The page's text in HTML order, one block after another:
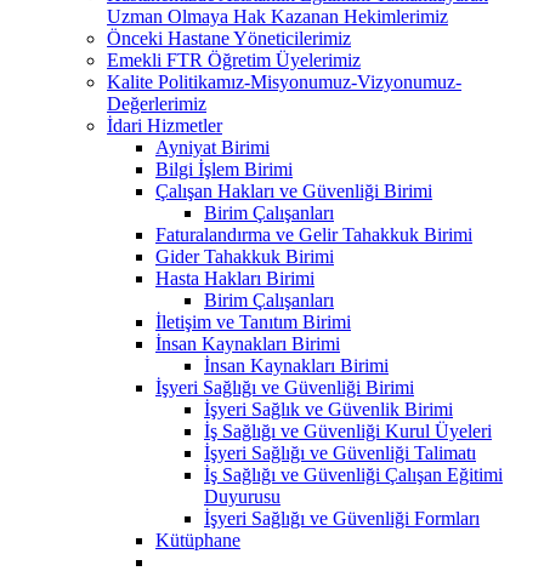
Uzman Olmaya Hak Kazanan Hekimlerimiz
Önceki Hastane Yöneticilerimiz
Emekli FTR Öğretim Üyelerimiz
Kalite Politikamız-Misyonumuz-Vizyonumuz-
Değerlerimiz
İdari Hizmetler
Ayniyat Birimi
Bilgi İşlem Birimi
Çalışan Hakları ve Güvenliği Birimi
Birim Çalışanları
Faturalandırma ve Gelir Tahakkuk Birimi
Gider Tahakkuk Birimi
Hasta Hakları Birimi
Birim Çalışanları
İletişim ve Tanıtım Birimi
İnsan Kaynakları Birimi
İnsan Kaynakları Birimi
İşyeri Sağlığı ve Güvenliği Birimi
İşyeri Sağlık ve Güvenlik Birimi
İş Sağlığı ve Güvenliği Kurul Üyeleri
İşyeri Sağlığı ve Güvenliği Talimatı
İş Sağlığı ve Güvenliği Çalışan Eğitimi
Duyurusu
İşyeri Sağlığı ve Güvenliği Formları
Kütüphane